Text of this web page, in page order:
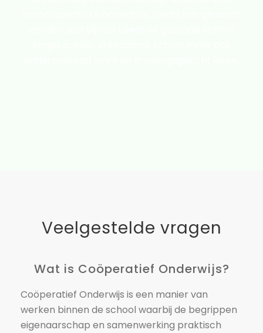
Veelgestelde vragen
Wat is Coöperatief Onderwijs?
Coöperatief Onderwijs is een manier van
werken binnen de school waarbij de begrippen
eigenaarschap en samenwerking praktisch